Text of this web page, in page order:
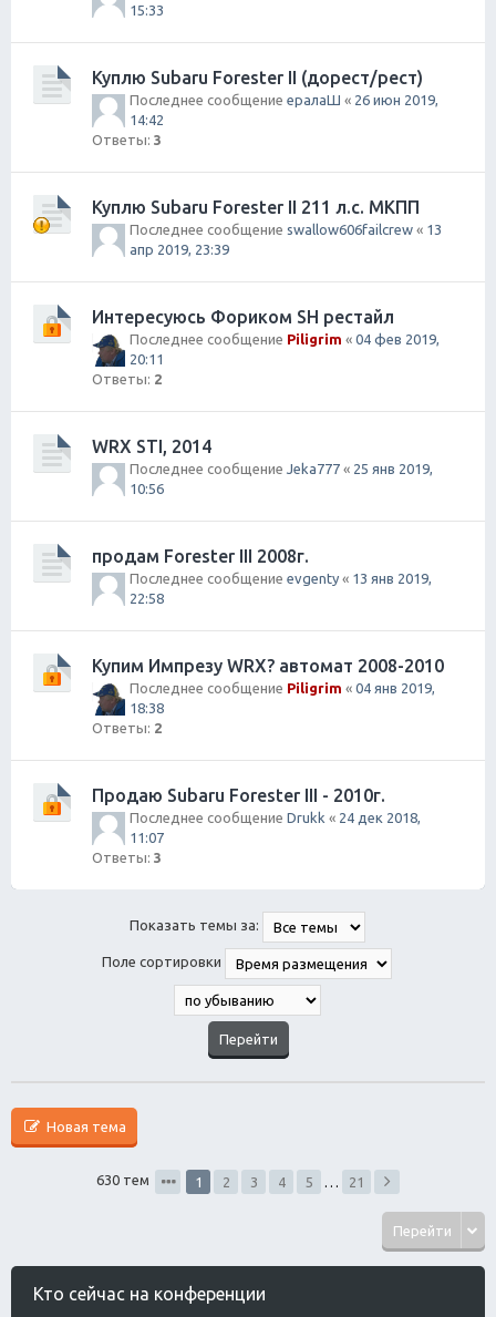
15:33
Куплю Subaru Forester II (дорест/рест)
Последнее сообщение ералаШ « 26 июн 2019,
14:42
Ответы: 3
Куплю Subaru Forester II 211 л.с. МКПП
Последнее сообщение swallow606failcrew « 13
апр 2019, 23:39
Интересуюсь Фориком SH рестайл
Последнее сообщение Piligrim « 04 фев 2019,
20:11
Ответы: 2
WRX STI, 2014
Последнее сообщение Jeka777 « 25 янв 2019,
10:56
продам Forester III 2008г.
Последнее сообщение evgenty « 13 янв 2019,
22:58
Купим Импрезу WRX? автомат 2008-2010
Последнее сообщение Piligrim « 04 янв 2019,
18:38
Ответы: 2
Продаю Subaru Forester III - 2010г.
Последнее сообщение Drukk « 24 дек 2018,
11:07
Ответы: 3
Показать темы за:
Поле сортировки
Новая тема
630 тем 1 2 3 4 5 21
Перейти
Кто сейчас на конференции